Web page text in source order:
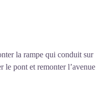
la rampe qui conduit sur
le pont et remonter l’avenue